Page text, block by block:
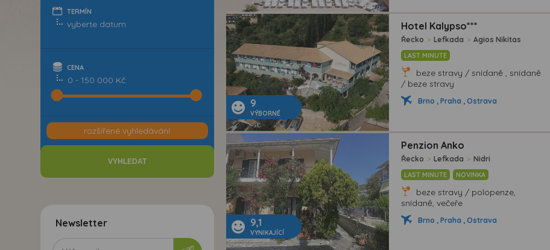
TERMÍN
CENA
0 - 150 000 Kč
rozšířené vyhledávání
Newsletter
9
VÝBORNÉ
Hotel Kalypso***
Řecko > Lefkada > Agios Nikitas
LAST MINUTE
beze stravy / snídaně , snídaně
/ beze stravy
Brno , Praha , Ostrava
9,1
VYNIKAJÍCÍ
Penzion Anko
Řecko > Lefkada > Nidri
LAST MINUTE NOVINKA
beze stravy / polopenze,
snídaně, večeře
Brno , Praha , Ostrava